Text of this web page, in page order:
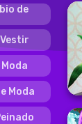
de
Moda